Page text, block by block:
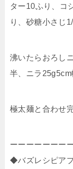
ター10ふり、コ
り、砂糖小さじ
沸いたらおろし
半、ニラ
極太麺と合わせ完
ーーーーーーー
◆バズレシピア